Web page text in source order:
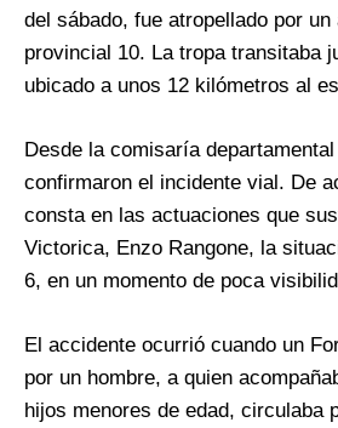
del sábado, fue atropellado por
provincial 10. La tropa transitaba
ubicado a unos 12 kilómetros al
Desde la comisaría
confirmaron el incidente vial. De
consta en las actuaciones que
Victorica, Enzo Rangone, la
6, en un momento de poca
El accidente ocurrió cuando un
por un hombre, a quien
hijos menores de edad, circulaba